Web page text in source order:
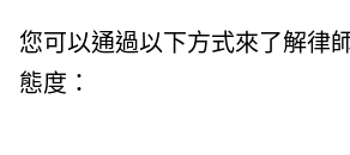
您可以通過以下方式來了解律
態度：